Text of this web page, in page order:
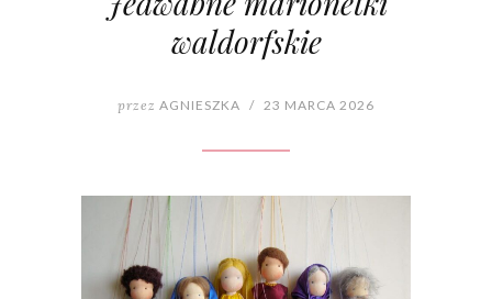
waldorfskie
przez AGNIESZKA / 23 MARCA 2026